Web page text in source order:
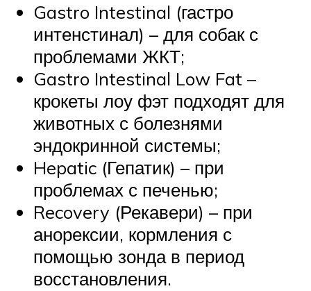
Gastro Intestinal (гастро
интенстинал) – для собак с
проблемами ЖКТ;
Gastro Intestinal Low Fat –
крокеты лоу фэт подходят для
животных с болезнями
эндокринной системы;
Hepatic (Гепатик) – при
проблемах с печенью;
Recovery (Рекавери) – при
анорексии, кормления с
помощью зонда в период
восстановления.